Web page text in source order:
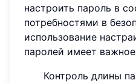
настроить пароль в
потребностями в
использование
паролей имеет
Контроль длины